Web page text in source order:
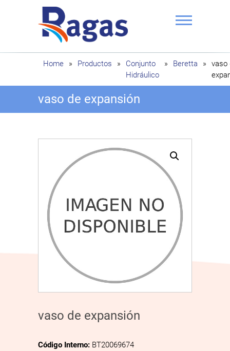
Ragas
Home » Productos »
Conjunto
Hidráulico
» Beretta »
vaso
vaso de expansión
vaso de expansión
Código Interno: BT20069674